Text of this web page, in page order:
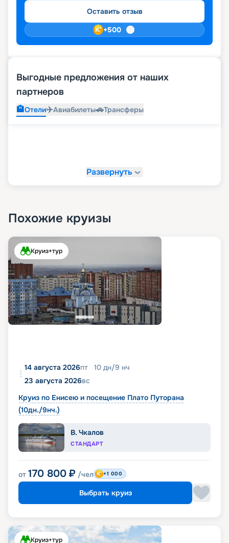
Оставить отзыв
+500
Выгодные предложения от наших
партнеров
🏨Отели✈️Авиабилеты🚗Трансферы
Развернуть
Похожие круизы
Круиз+тур
14 августа 2026пт 10 дн/9 нч
23 августа 2026вс
Круиз по Енисею и посещение Плато Путорана
(10дн./9нч.)
В. Чкалов
СТАНДАРТ
от 170 800 ₽ /чел +1 000
Выбрать круиз
Круиз+тур